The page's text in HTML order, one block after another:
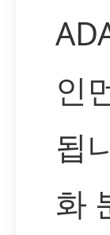
인
됩
화